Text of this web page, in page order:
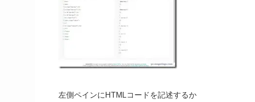
左側ペインにHTMLコードを記述するか